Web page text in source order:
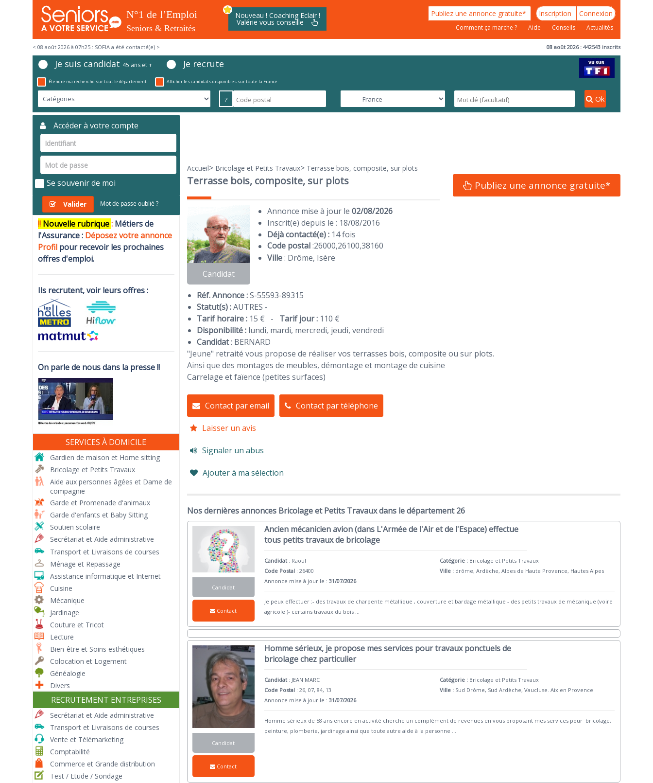
Nouveau ! Coaching Eclair !
Valérie vous conseille
Publiez une annonce gratuite* Inscription Connexion
Comment ça marche ? Aide Conseils Actualités
< 08 août 2026 à 07h25 : SOFIA a été contacté(e) > 08 août 2026 : 442543 inscrits
Je suis candidat 45 ans et + Je recrute
Étendre ma recherche sur tout le département Afficher les candidats disponibles sur toute la France
? Ok
Accueil> Bricolage et Petits Travaux> Terrasse bois, composite, sur plots
Terrasse bois, composite, sur plots Publiez une annonce gratuite*
Candidat
Annonce mise à jour le 02/08/2026
Inscrit(e) depuis le : 18/08/2016
Déjà contacté(e) : 14 fois
Code postal:26000,26100,38160
Ville: Drôme, Isère
Réf. Annonce :S-55593-89315
Statut(s) :AUTRES -
Tarif horaire :15 € - Tarif jour :110 €
Disponibilité :lundi, mardi, mercredi, jeudi, vendredi
Candidat: BERNARD
"Jeune" retraité vous propose de réaliser vos terrasses bois, composite ou sur plots.
Ainsi que des montages de meubles, démontage et montage de cuisine
Carrelage et faïence (petites surfaces)
Contact par email Contact par téléphone
Laisser un avis
Signaler un abus
Ajouter à ma sélection
Nos dernières annonces Bricolage et Petits Travaux dans le département 26
Candidat
Contact
Ancien mécanicien avion (dans L'Armée de l'Air et de l'Espace) effectue
tous petits travaux de bricolage
Candidat : Raoul
Code Postal : 26400
Annonce mise à jour le :31/07/2026
Catégorie : Bricolage et Petits Travaux
Ville : drôme, Ardèche, Alpes de Haute Provence, Hautes Alpes
Je peux effectuer :- des travaux de charpente métallique , couverture et bardage métallique - des petits travaux de mécanique (voire
agricole )- certains travaux du bois
Candidat
Contact
Homme sérieux, je propose mes services pour travaux ponctuels de
bricolage chez particulier
Candidat : JEAN MARC
Code Postal : 26, 07, 84, 13
Annonce mise à jour le :31/07/2026
Catégorie : Bricolage et Petits Travaux
Ville : Sud Drôme, Sud Ardèche, Vaucluse. Aix en Provence
Homme sérieux de 58 ans encore en activité cherche un complément de revenues en vous proposant mes services pour bricolage,
peinture, plomberie, jardinage ainsi que toute autre aide à la personne ...
Accéder à votre compte
Se souvenir de moi
Valider Mot de passe oublié ?
!! Nouvelle rubrique: Métiers de
l'Assurance : Déposez votre annonce
Profil pour recevoir les prochaines
offres d'emploi.
Ils recrutent, voir leurs offres :
On parle de nous dans la presse !!
SERVICES À DOMICILE
Gardien de maison et Home sitting
Bricolage et Petits Travaux
Aide aux personnes âgées et Dame de
compagnie
Garde et Promenade d'animaux
Garde d'enfants et Baby Sitting
Soutien scolaire
Secrétariat et Aide administrative
Transport et Livraisons de courses
Ménage et Repassage
Assistance informatique et Internet
Cuisine
Mécanique
Jardinage
Couture et Tricot
Lecture
Bien-être et Soins esthétiques
Colocation et Logement
Généalogie
Divers
RECRUTEMENT ENTREPRISES
Secrétariat et Aide administrative
Transport et Livraisons de courses
Vente et Télémarketing
Comptabilité
Commerce et Grande distribution
Test / Etude / Sondage